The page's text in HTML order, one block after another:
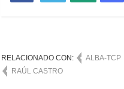
RELACIONADO CON: ALBA-TCP
RAÚL CASTRO